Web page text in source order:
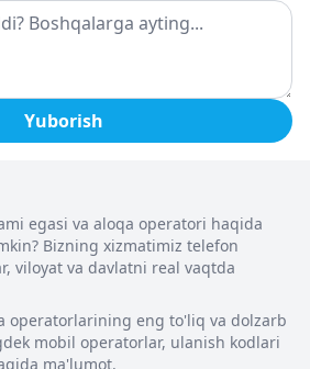
Yuborish
egasi va aloqa operatori haqida
Bizning xizmatimiz telefon
viloyat va davlatni real vaqtda
operatorlarining eng to'liq va dolzarb
mobil operatorlar, ulanish kodlari
ma'lumot.